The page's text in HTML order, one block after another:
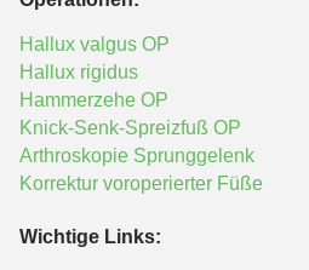
Hallux valgus OP
Hallux rigidus
Hammerzehe OP
Knick-Senk-Spreizfuß OP
Arthroskopie Sprunggelenk
Korrektur voroperierter Füße
Wichtige Links: